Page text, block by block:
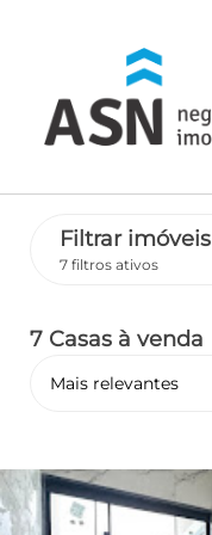
Filtrar imóveis
7 filtros ativos
7 Casas à venda
Mais relevantes